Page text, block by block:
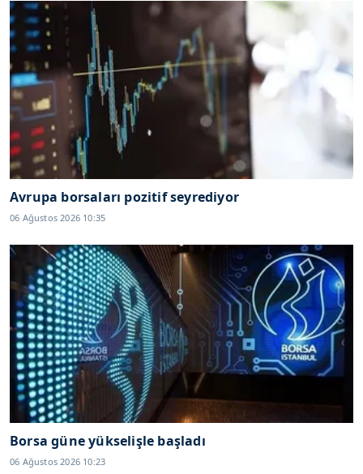
Avrupa borsaları pozitif seyrediyor
06 Ağustos 2026 10:35
Borsa güne yükselişle başladı
06 Ağustos 2026 10:23